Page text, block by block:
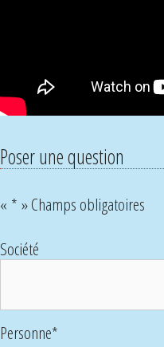
Poser une question
« * » Champs obligatoires
Société
Personne*